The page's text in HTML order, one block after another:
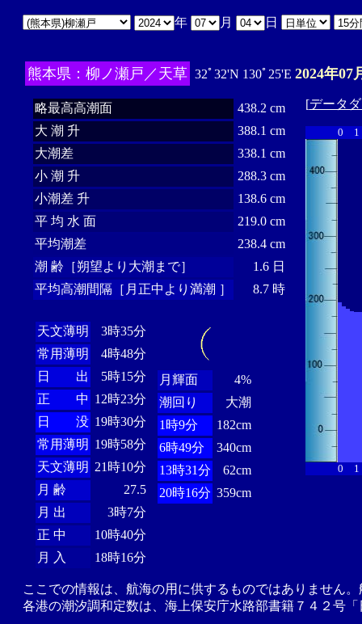
年 月 日
熊本県：柳ノ瀬戸／天草 32ﾟ32'N 130ﾟ25'E 2024年07
略最高高潮面
438.2 cm
大 潮 升
388.1 cm
大潮差
338.1 cm
小 潮 升
288.3 cm
小潮差 升
138.6 cm
平 均 水 面
219.0 cm
平均潮差
238.4 cm
潮 齢［朔望より大潮まで］
1.6 日
平均高潮間隔［月正中より満潮 ］
8.7 時
天文薄明
3時35分
常用薄明
4時48分
日 出
5時15分
正 中 12時23分
日 没 19時30分
常用薄明 19時58分
天文薄明 21時10分
月 齢
27.5
月 出
3時7分
正 中
10時40分
月 入
18時16分
月輝面
4%
潮回り
大潮
1時9分
182cm
6時49分
340cm
13時31分
62cm
20時16分 359cm
[データ
0 1
0 1
ここでの情報は、航海の用に供するものではありません
各港の潮汐調和定数は、海上保安庁水路部書籍７４２号